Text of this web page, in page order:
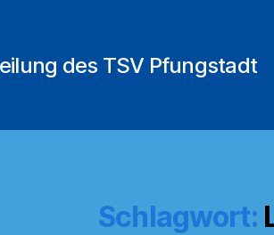
des TSV Pfungstadt
Schlagwort: